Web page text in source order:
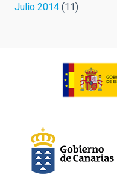
Julio 2014 (11)